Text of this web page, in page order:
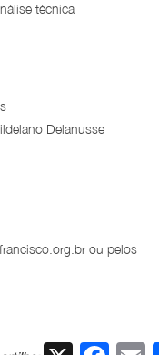
técnica
Delanusse
ou pelos